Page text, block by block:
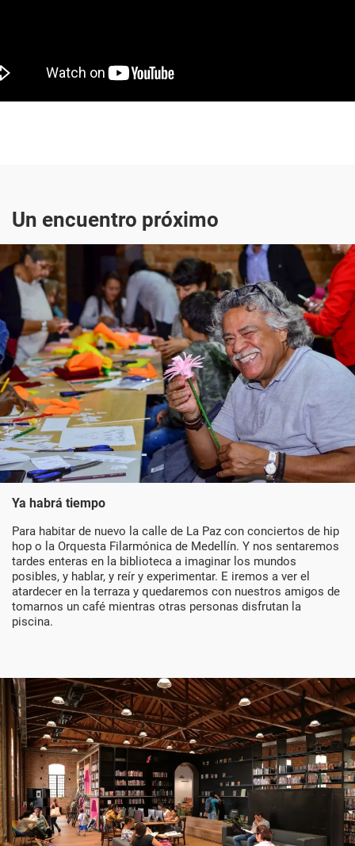
Un encuentro próximo
Ya habrá tiempo
Para habitar de nuevo la calle de La Paz con conciertos de hip
hop o la Orquesta Filarmónica de Medellín. Y nos sentaremos
tardes enteras en la biblioteca a imaginar los mundos
posibles, y hablar, y reír y experimentar. E iremos a ver el
atardecer en la terraza y quedaremos con nuestros amigos de
tomarnos un café mientras otras personas disfrutan la
piscina.